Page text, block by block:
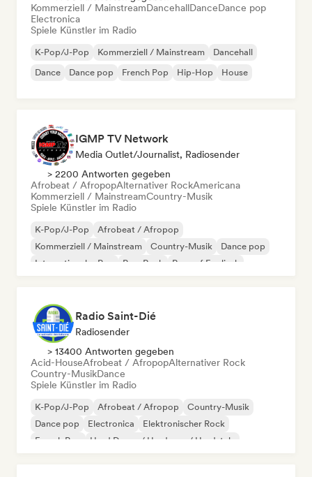
Kommerziell / MainstreamDancehallDanceDance pop
Electronica
Spiele Künstler im Radio
K-Pop/J-Pop Kommerziell / Mainstream
Dancehall
Dance
Dance pop French Pop Hip-Hop House
IGMP TV Network
Media Outlet/Journalist, Radiosender
> 2200 Antworten gegeben
Afrobeat / AfropopAlternativer RockAmericana
Kommerziell / MainstreamCountry-Musik
Spiele Künstler im Radio
K-Pop/J-Pop
Afrobeat / Afropop
Kommerziell / Mainstream
Country-Musik
Dance pop
Internationaler Pop
Pop-Rock Rap auf Englisch
Radio Saint-Dié
Radiosender
> 13400 Antworten gegeben
Acid-HouseAfrobeat / AfropopAlternativer Rock
Country-MusikDance
Spiele Künstler im Radio
K-Pop/J-Pop Afrobeat / Afropop
Country-Musik
Dance pop
Electronica
Elektronischer Rock
French Pop
Hard Dance / Hardcore / Hardstyle